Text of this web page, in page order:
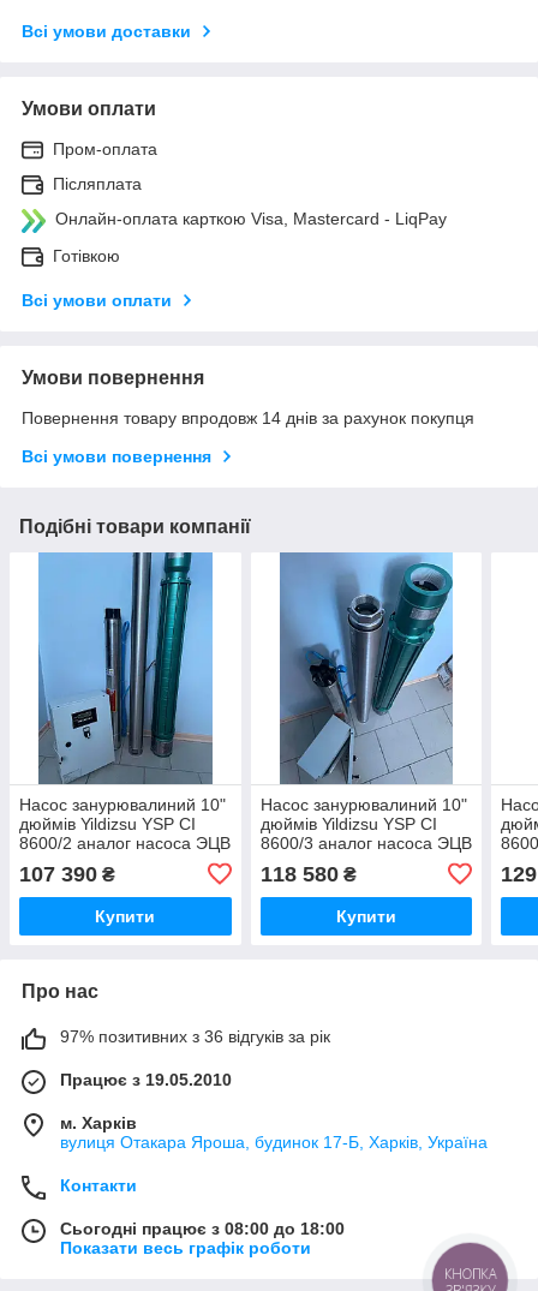
Всі умови доставки
Умови оплати
Пром-оплата
Післяплата
Онлайн-оплата карткою Visa, Mastercard - LiqPay
Готівкою
Всі умови оплати
Умови повернення
Повернення товару впродовж 14 днів за рахунок покупця
Всі умови повернення
Подібні товари компанії
Насос занурювалиний 10"
дюймів Yildizsu YSP CI
8600/2 аналог насоса ЭЦВ
107 390 ₴
Купити
Насос занурювалиний 10"
дюймів Yildizsu YSP CI
8600/3 аналог насоса ЭЦВ
118 580₴
Купити
Про нас
97% позитивних з 36 відгуків за рік
Працює з 19.05.2010
м. Харків
вулиця Отакара Яроша, будинок 17-Б, Харків, Україна
Контакти
Сьогодні працює з 08:00 до 18:00
Показати весь графік роботи
КНОПКА